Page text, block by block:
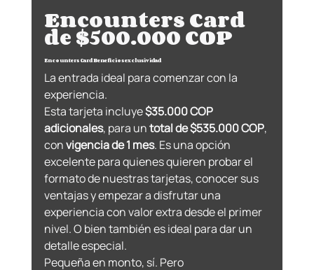
Encounters Card
de $500.000 COP
Encounters Card Beneficios exclusividad
La entrada ideal para comenzar con la
experiencia.
Esta tarjeta incluye $35.000 COP
adicionales, para un total de $535.000 COP,
con vigencia de 1 mes. Es una opción
excelente para quienes quieren probar el
formato de nuestras tarjetas, conocer sus
ventajas y empezar a disfrutar una
experiencia con valor extra desde el primer
nivel. O bien también es ideal para dar un
detalle especial.
Pequeña en monto, sí. Pero